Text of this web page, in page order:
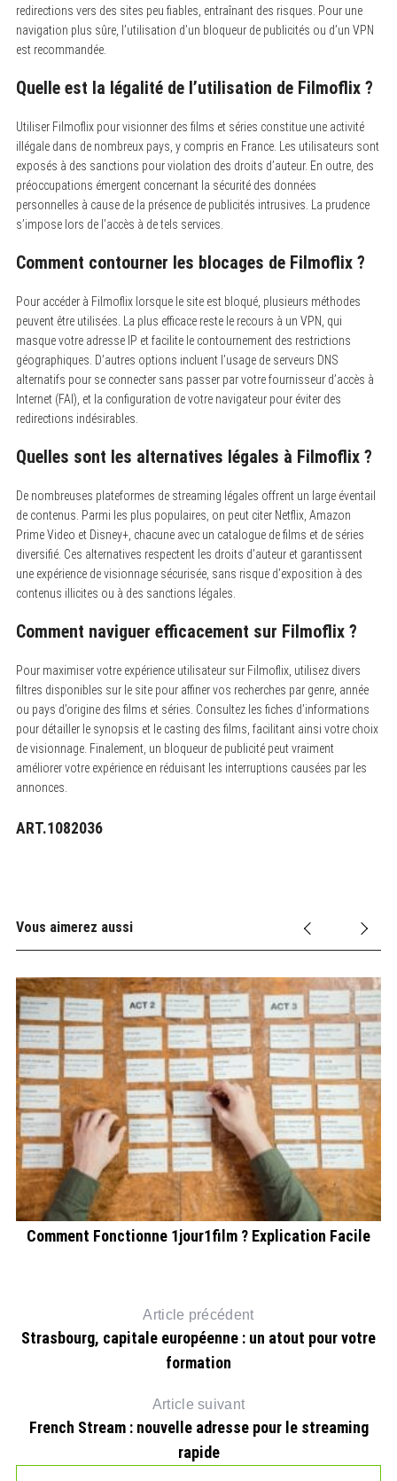
redirections vers des sites peu fiables, entraînant des risques. Pour une
navigation plus sûre, l’utilisation d’un bloqueur de publicités ou d’un VPN
est recommandée.
Quelle est la légalité de l’utilisation de Filmoflix ?
Utiliser Filmoflix pour visionner des films et séries constitue une activité
illégale dans de nombreux pays, y compris en France. Les utilisateurs sont
exposés à des sanctions pour violation des droits d’auteur. En outre, des
préoccupations émergent concernant la sécurité des données
personnelles à cause de la présence de publicités intrusives. La prudence
s’impose lors de l’accès à de tels services.
Comment contourner les blocages de Filmoflix ?
Pour accéder à Filmoflix lorsque le site est bloqué, plusieurs méthodes
peuvent être utilisées. La plus efficace reste le recours à un VPN, qui
masque votre adresse IP et facilite le contournement des restrictions
géographiques. D’autres options incluent l’usage de serveurs DNS
alternatifs pour se connecter sans passer par votre fournisseur d’accès à
Internet (FAI), et la configuration de votre navigateur pour éviter des
redirections indésirables.
Quelles sont les alternatives légales à Filmoflix ?
De nombreuses plateformes de streaming légales offrent un large éventail
de contenus. Parmi les plus populaires, on peut citer Netflix, Amazon
Prime Video et Disney+, chacune avec un catalogue de films et de séries
diversifié. Ces alternatives respectent les droits d’auteur et garantissent
une expérience de visionnage sécurisée, sans risque d’exposition à des
contenus illicites ou à des sanctions légales.
Comment naviguer efficacement sur Filmoflix ?
Pour maximiser votre expérience utilisateur sur Filmoflix, utilisez divers
filtres disponibles sur le site pour affiner vos recherches par genre, année
ou pays d’origine des films et séries. Consultez les fiches d’informations
pour détailler le synopsis et le casting des films, facilitant ainsi votre choix
de visionnage. Finalement, un bloqueur de publicité peut vraiment
améliorer votre expérience en réduisant les interruptions causées par les
annonces.
ART.1082036
Vous aimerez aussi
Comment Fonctionne 1jour1film ? Explication Facile
Article précédent
Strasbourg, capitale européenne : un atout pour votre
formation
Article suivant
French Stream : nouvelle adresse pour le streaming
rapide